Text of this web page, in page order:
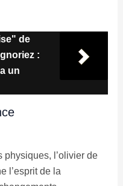
de
:
un
l’olivier de
l’esprit de la